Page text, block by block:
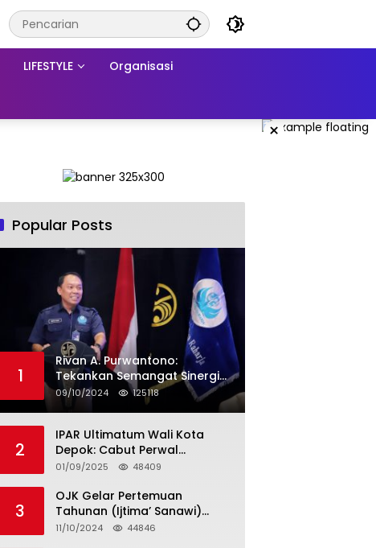
LIFESTYLE Organisasi
×
Popular Posts
1
Rivan A. Purwantono:
Tekankan Semangat Sinergi
dan Kolaborasi dalam
Rakernas Serikat Pekerja Jasa
09/10/2024 125118
2
IPAR Ultimatum Wali Kota
Depok: Cabut Perwal
Tunjangan DPRD Rp40 Juta
Aksi Rakyat
01/09/2025 48409
3
OJK Gelar Pertemuan
Tahunan (Ijtima’ Sanawi)
Dewan Pengawas Syariah
11/10/2024 44846